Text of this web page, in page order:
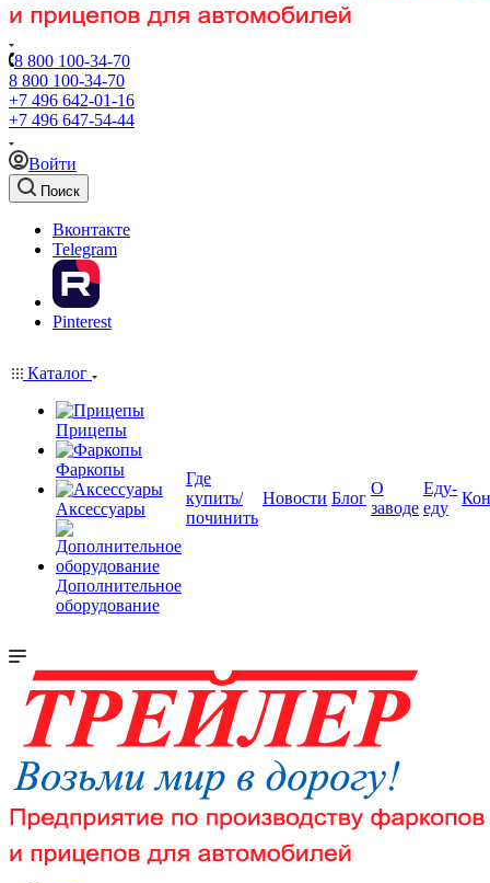
8 800 100-34-70
8 800 100-34-70
+7 496 642-01-16
+7 496 647-54-44
Войти
Поиск
Вконтакте
Telegram
Pinterest
Каталог
Прицепы
Фаркопы
Аксессуары
Дополнительное
оборудование
Где
купить/
починить
Новости Блог
О
заводе
Еду-
еду